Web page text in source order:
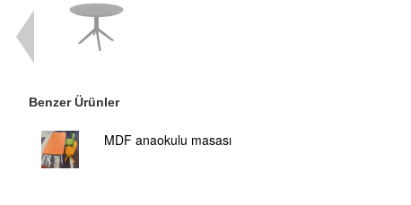
Benzer Ürünler
MDF anaokulu masası